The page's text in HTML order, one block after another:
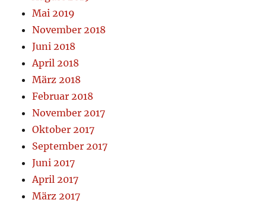
Mai 2019
November 2018
Juni 2018
April 2018
März 2018
Februar 2018
November 2017
Oktober 2017
September 2017
Juni 2017
April 2017
März 2017